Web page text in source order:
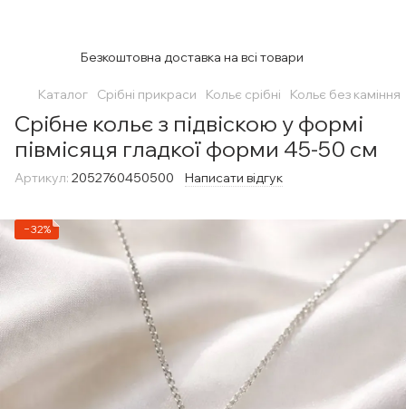
Безкоштовна доставка на всі товари
Каталог Срібні прикраси Кольє срібні Кольє без каміння
Срібне кольє з підвіскою у формі
півмісяця гладкої форми 45-50 см
Артикул: 2052760450500 Написати відгук
−32%